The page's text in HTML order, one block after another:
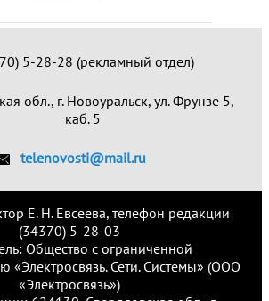
5-28-28 (рекламный отдел)
обл., г. Новоуральск, ул. Фрунзе 5,
каб. 5
telenovosti@mail.ru
Е. Н. Евсеева, телефон редакции
(34370) 5-28-03
Общество с ограниченной
«Электросвязь. Сети. Системы» (ООО
«Электросвязь»)